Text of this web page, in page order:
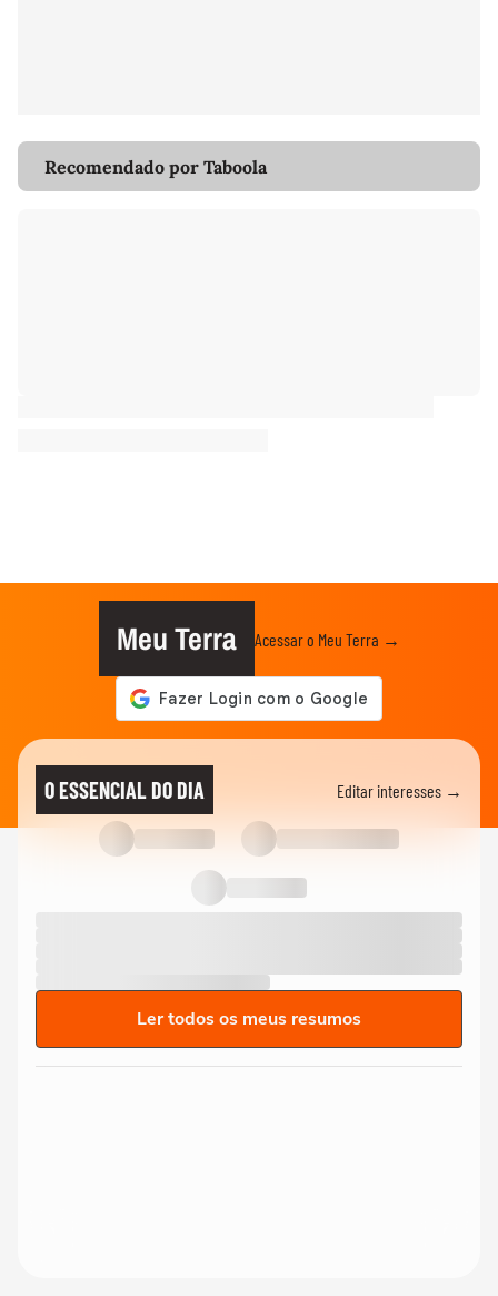
Recomendado por Taboola
Meu Terra Acessar o Meu Terra →
O ESSENCIAL DO DIA Editar interesses →
Ler todos os meus resumos